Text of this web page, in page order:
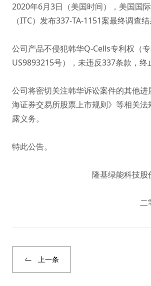
2020年6月3日（美国时间），美国国
（ITC）发布337-TA-1151案最终调查结
公司产品不侵犯韩华Q-Cells专利权（专
US9893215号），未违反337条款，终
公司将密切关注韩华诉讼案件的其他进
海证券交易所股票上市规则》等相关法
露义务。
特此公告。
隆基绿能科技股
二
上一条